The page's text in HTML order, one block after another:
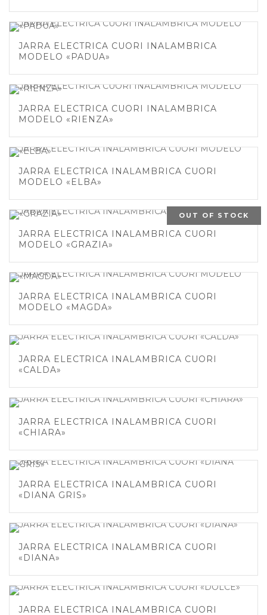
JARRA ELECTRICA CUORI INALAMBRICA
MODELO «PADUA»
JARRA ELECTRICA CUORI INALAMBRICA
MODELO «RIENZA»
JARRA ELECTRICA INALAMBRICA CUORI
MODELO «ELBA»
OUT OF STOCK
JARRA ELECTRICA INALAMBRICA CUORI
MODELO «GRAZIA»
JARRA ELECTRICA INALAMBRICA CUORI
MODELO «MAGDA»
JARRA ELECTRICA INALAMBRICA CUORI
«CALDA»
JARRA ELECTRICA INALAMBRICA CUORI
«CHIARA»
JARRA ELECTRICA INALAMBRICA CUORI
«DIANA GRIS»
JARRA ELECTRICA INALAMBRICA CUORI
«DIANA»
JARRA ELECTRICA INALAMBRICA CUORI